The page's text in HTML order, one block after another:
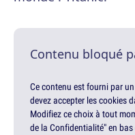
Contenu bloqué
Ce contenu est fourni par
devez accepter les cookies
Modifiez ce choix à tout
de la Confidentialité" en bas